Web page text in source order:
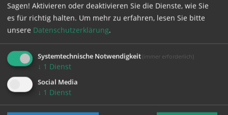
und Passwort an.
Passwort
Sagen! Aktivieren oder deaktivieren Sie die Dienste, wie Sie
es für richtig halten. Um mehr zu erfahren, lesen Sie bitte
unsere Datenschutzerklärung.
Systemtechnische Notwendigkeit (immer erforderlich)
↓ 1 Dienst
Social Media
↓ 1 Dienst